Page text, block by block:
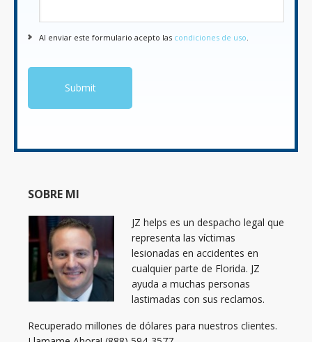
Al enviar este formulario acepto las condiciones de uso
SOBRE MI
JZ helps es un despacho legal que
representa las víctimas
lesionadas en accidentes en
cualquier parte de Florida. JZ
ayuda a muchas personas
lastimadas con sus reclamos.
Recuperado millones de dólares para nuestros clientes.